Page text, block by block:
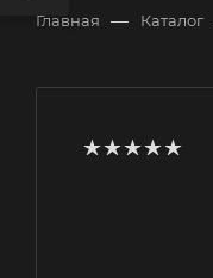
Главная — Каталог